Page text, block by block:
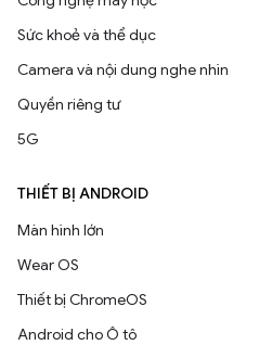
Sức khoẻ và thể dục
Camera và nội dung nghe nhìn
Quyền riêng tư
5G
THIẾT BỊ ANDROID
Màn hình lớn
Wear OS
Thiết bị ChromeOS
Android cho Ô tô